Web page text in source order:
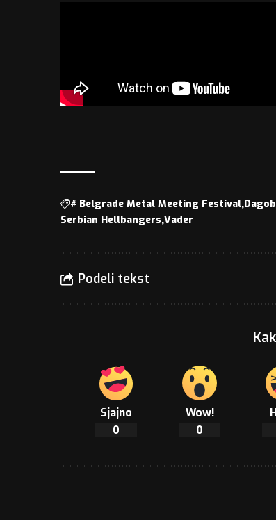
# Belgrade Metal Meeting Festival
Serbian Hellbangers Vader
Podeli tekst
Sjajno
0
Wow!
0